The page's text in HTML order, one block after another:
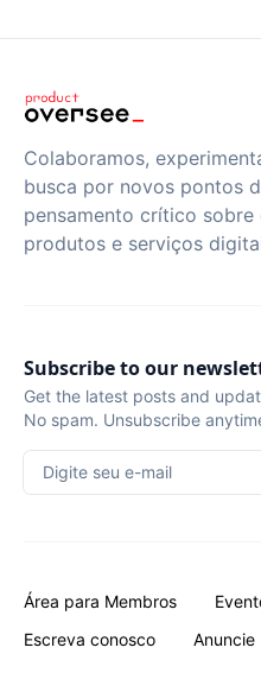
Colaboramos,
busca por novos pontos
pensamento crítico
produtos e serviços
Subscribe to our
Get the latest posts and
No spam. Unsubscribe
Digite seu e-mail
Área para Membros
Escreva conosco
Anuncie